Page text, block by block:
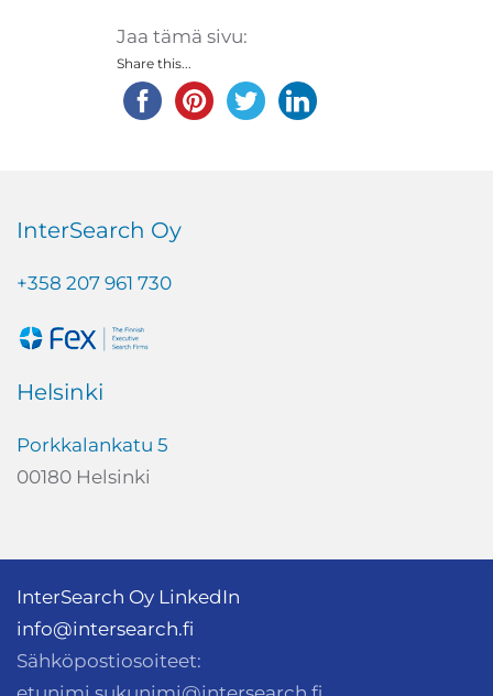
Jaa tämä sivu:
Share this...
InterSearch Oy
+358 207 961 730
Helsinki
Porkkalankatu 5
00180 Helsinki
InterSearch Oy LinkedIn
info@intersearch.fi
Sähköpostiosoiteet: